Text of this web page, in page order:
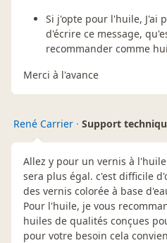
Si j'opte pour l'huile, J'ai
d'écrire ce message,
recommander comme
Merci à l'avance
René Carrier · Support
Allez y pour un vernis à
sera plus égal. c'est difficile
des vernis colorée à base
Pour l'huile, je vous
huiles de qualités conçues
pour votre besoin cela